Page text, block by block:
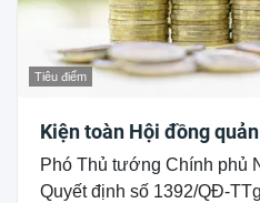
Tiêu điểm
Kiện toàn Hội đồng
Phó Thủ tướng Chính phủ
Quyết định số 1392/QĐ-